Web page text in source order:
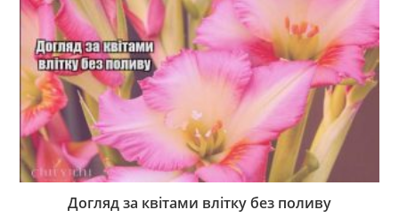
Догляд за квітами влітку без поливу